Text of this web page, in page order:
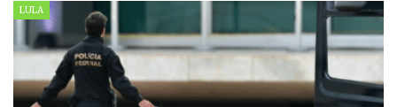
LULA